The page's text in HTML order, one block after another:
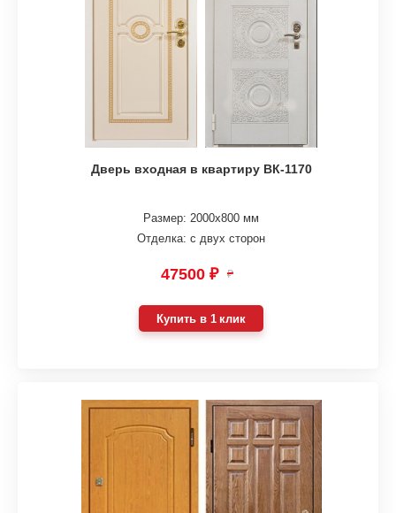
Дверь входная в квартиру ВК-1170
Размер: 2000х800 мм
Отделка: с двух сторон
47500 ₽ ₽
Купить в 1 клик